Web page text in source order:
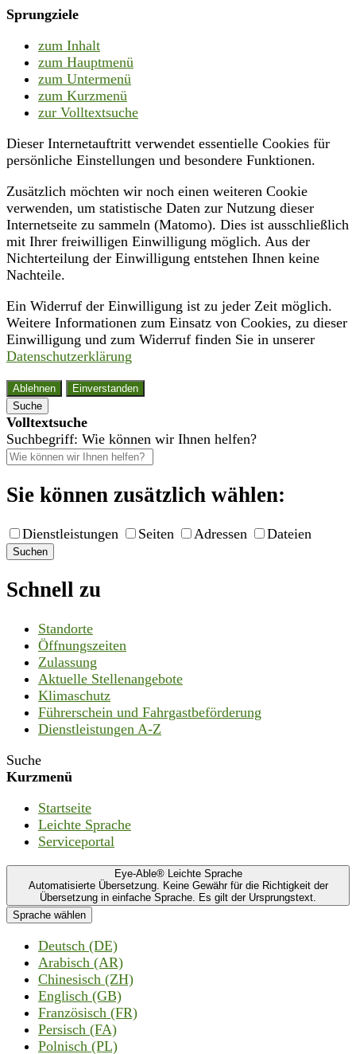
Sprungziele
zum Inhalt
zum Hauptmenü
zum Untermenü
zum Kurzmenü
zur Volltextsuche
Dieser Internetauftritt verwendet essentielle Cookies für
persönliche Einstellungen und besondere Funktionen.
Zusätzlich möchten wir noch einen weiteren Cookie
verwenden, um statistische Daten zur Nutzung dieser
Internetseite zu sammeln (Matomo). Dies ist ausschließlich
mit Ihrer freiwilligen Einwilligung möglich. Aus der
Nichterteilung der Einwilligung entstehen Ihnen keine
Nachteile.
Ein Widerruf der Einwilligung ist zu jeder Zeit möglich.
Weitere Informationen zum Einsatz von Cookies, zu dieser
Einwilligung und zum Widerruf finden Sie in unserer
Datenschutzerklärung
Ablehnen
Einverstanden
Suche
Volltextsuche
Suchbegriff: Wie können wir Ihnen helfen?
Sie können zusätzlich wählen:
Dienstleistungen Seiten Adressen Dateien
Suchen
Schnell zu
Standorte
Öffnungszeiten
Zulassung
Aktuelle Stellenangebote
Klimaschutz
Führerschein und Fahrgastbeförderung
Dienstleistungen A-Z
Suche
Kurzmenü
Startseite
Leichte Sprache
Serviceportal
Eye-Able® Leichte Sprache
Automatisierte Übersetzung. Keine Gewähr für die Richtigkeit der
Übersetzung in einfache Sprache. Es gilt der Ursprungstext.
Sprache wählen
Deutsch (DE)
Arabisch (AR)
Chinesisch (ZH)
Englisch (GB)
Französisch (FR)
Persisch (FA)
Polnisch (PL)